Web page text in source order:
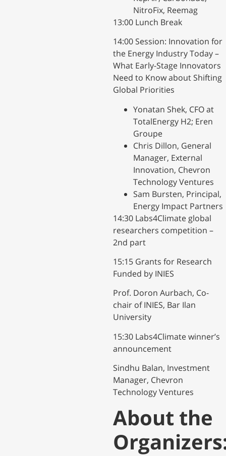
NitroFix, Reemag
​13:00 Lunch Break
​14:00 Session: Innovation for
the Energy Industry Today –
What Early-Stage Innovators
Need to Know about Shifting
Global Priorities
​Yonatan Shek, CFO at
TotalEnergy H2; Eren
Groupe
​Chris Dillon, General
Manager, External
Innovation, Chevron
Technology Ventures
​Sam Bursten, Principal,
Energy Impact Partners
​14:30 Labs4Climate global
researchers competition –
2nd part
​15:15 Grants for Research
Funded by INIES
​Prof. Doron Aurbach, Co-
chair of INIES, Bar Ilan
University
​15:30 Labs4Climate winner’s
announcement
​Sindhu Balan, Investment
Manager, Chevron
Technology Ventures
​About the